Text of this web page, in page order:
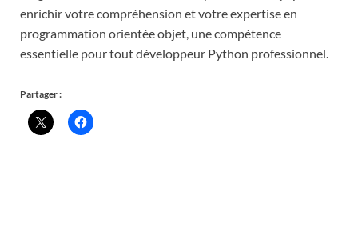
enrichir votre compréhension et votre expertise en
programmation orientée objet, une compétence
essentielle pour tout développeur Python professionnel.
Partager :